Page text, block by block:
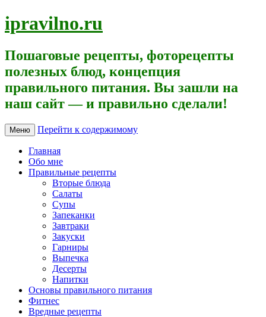
ipravilno.ru
Пошаговые рецепты, фоторецепты
полезных блюд, концепция
правильного питания. Вы зашли на
наш сайт — и правильно сделали!
Меню Перейти к содержимому
Главная
Обо мне
Правильные рецепты
Вторые блюда
Салаты
Супы
Запеканки
Завтраки
Закуски
Гарниры
Выпечка
Десерты
Напитки
Основы правильного питания
Фитнес
Вредные рецепты